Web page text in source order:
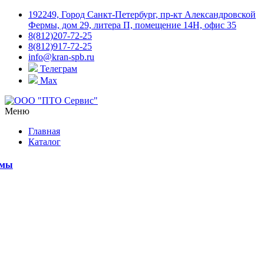
192249, Город Санкт-Петербург, пр-кт Александровской
Фермы, дом 29, литера П, помещение 14Н, офис 35
8(812)207-72-25
8(812)917-72-25
info@kran-spb.ru
Телеграм
Max
Меню
Главная
Каталог